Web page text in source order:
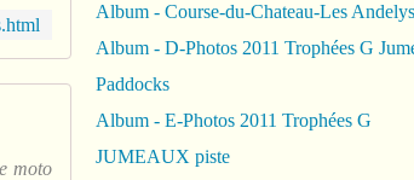
moto
Album - Course-du-Chateau-Les
Album - D-Photos 2011 Trophées G
Paddocks
Album - E-Photos 2011 Trophées G
JUMEAUX piste